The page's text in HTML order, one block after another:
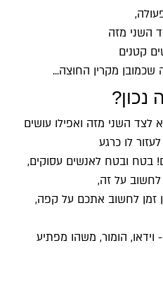
השני מזה
קטנים
שכמובן מקרין החוצה...
נכון?
לצד השני מזה ואפילו עושים
לו כרגע
בטח ובטח לאנשים עסוקים,
על זה,
זמן לחשוב אתכם על קפה,
וידאו, הומור, משהו מפתיע